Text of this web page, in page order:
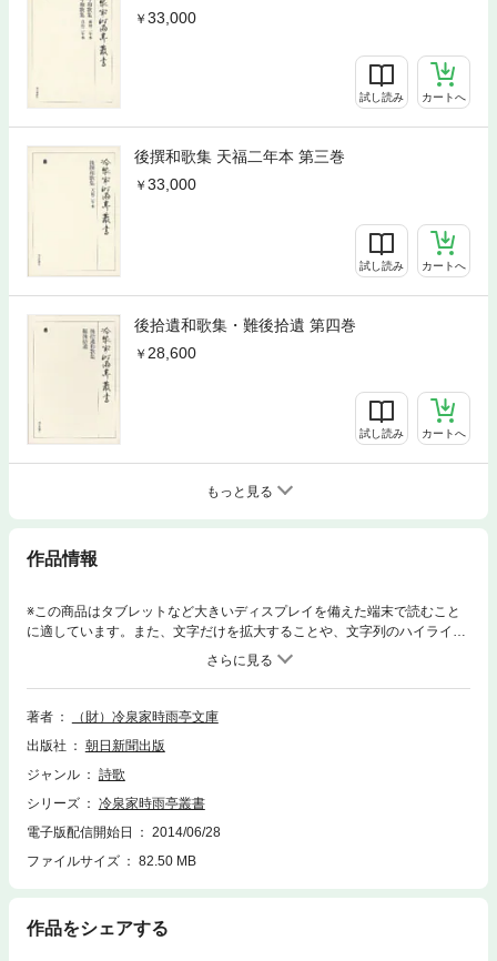
33,000
試し読み カートへ
後撰和歌集 天福二年本 第三巻
33,000
試し読み カートへ
後拾遺和歌集・難後拾遺 第四巻
28,600
試し読み カートへ
もっと見る
作品情報
※この商品はタブレットなど大きいディスプレイを備えた端末で読むこと
に適しています。また、文字だけを拡大することや、文字列のハイライ
ト、検索、辞書の参照、引用などの機能が使用できません。鎌倉時代書写
のものを中心に、本文研究上、意義深い私家集8点を収めた。関白太政大
臣・藤原兼通と本院侍従との恋愛を主題とした物語的私家集『本院侍従
集』など、いずれも書陵部本の親本にあたる貴重なもの。すべて重要文化
著者
（財）冷泉家時雨亭文庫
出版社
朝日新聞出版
ジャンル
詩歌
シリーズ
冷泉家時雨亭叢書
電子版配信開始日
2014/06/28
ファイルサイズ
82.50 MB
作品をシェアする